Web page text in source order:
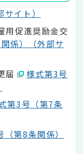
イト）
用促進奨励金交
係）（外部サ
届
様式第3号
第3号（第7条
第8条関係）